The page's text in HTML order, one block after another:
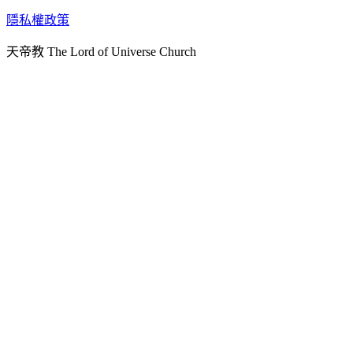
天人研究學院
天人炁功院
隱私權政策
天帝教 The Lord of Universe Church